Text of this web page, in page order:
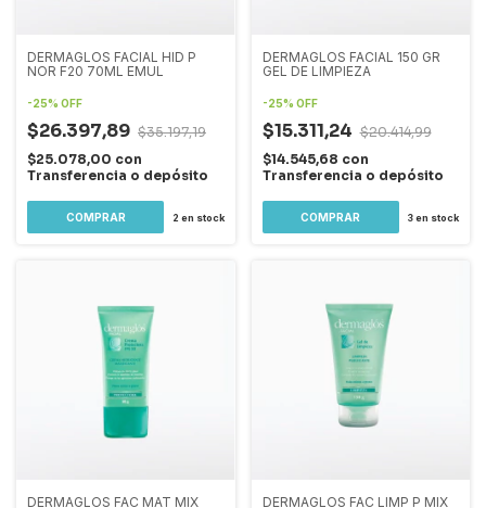
DERMAGLOS FACIAL HID P
NOR F20 70ML EMUL
-25% OFF
$26.397,89 $35.197,19
$25.078,00 con
Transferencia o depósito
2 en stock
DERMAGLOS FACIAL 150 GR
GEL DE LIMPIEZA
-25% OFF
$15.311,24 $20.414,99
$14.545,68 con
Transferencia o depósito
3en stock
DERMAGLOS FAC MAT MIX
DERMAGLOS FAC LIMP P MIX